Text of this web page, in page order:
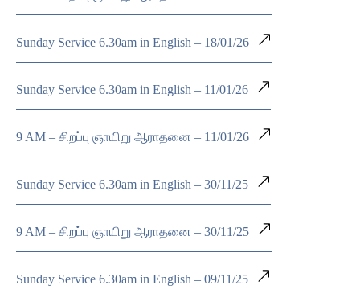
Sunday Service 6.30am in English – 18/01/26
Sunday Service 6.30am in English – 11/01/26
9 AM – சிறப்பு ஞாயிறு ஆராதனை – 11/01/26
Sunday Service 6.30am in English – 30/11/25
9 AM – சிறப்பு ஞாயிறு ஆராதனை – 30/11/25
Sunday Service 6.30am in English – 09/11/25